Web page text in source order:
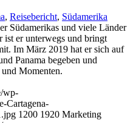
, Reisebericht, Südamerika
Südamerikas und viele Länder
ist er unterwegs und bringt
Im März 2019 hat er sich auf
Panama begeben und
Momenten.
wp-
Cartagena-
1200 1920 Marketing